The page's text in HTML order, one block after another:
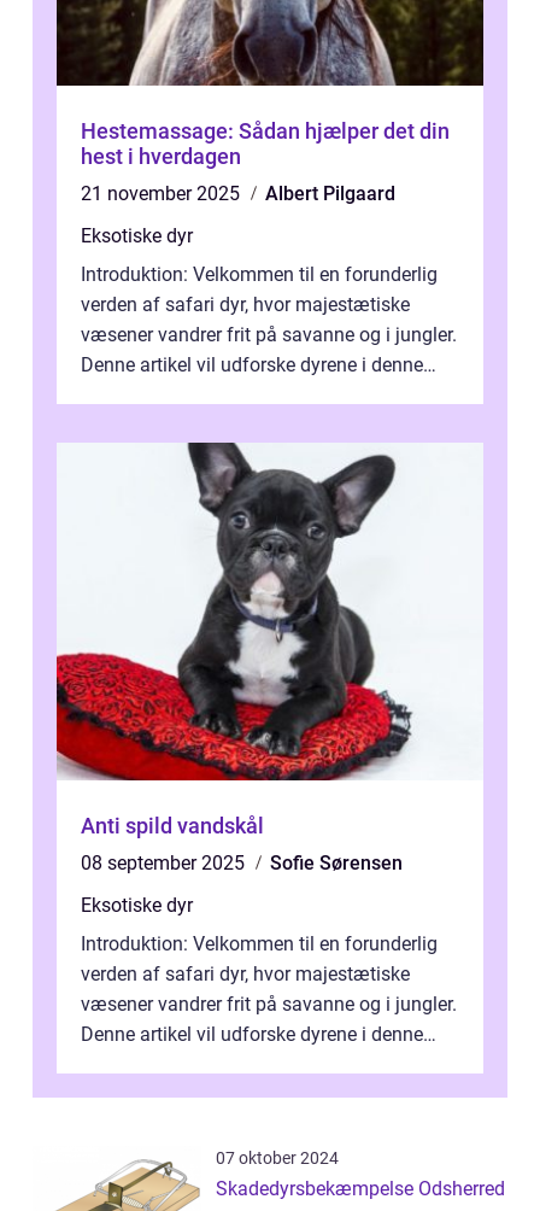
Hestemassage: Sådan hjælper det din
hest i hverdagen
21 november 2025
Albert Pilgaard
Eksotiske dyr
Introduktion: Velkommen til en forunderlig
verden af safari dyr, hvor majestætiske
væsener vandrer frit på savanne og i jungler.
Denne artikel vil udforske dyrene i denne
Anti spild vandskål
08 september 2025
Sofie Sørensen
Eksotiske dyr
Introduktion: Velkommen til en forunderlig
verden af safari dyr, hvor majestætiske
væsener vandrer frit på savanne og i jungler.
Denne artikel vil udforske dyrene i denne
07 oktober 2024
Skadedyrsbekæmpelse Odsherred